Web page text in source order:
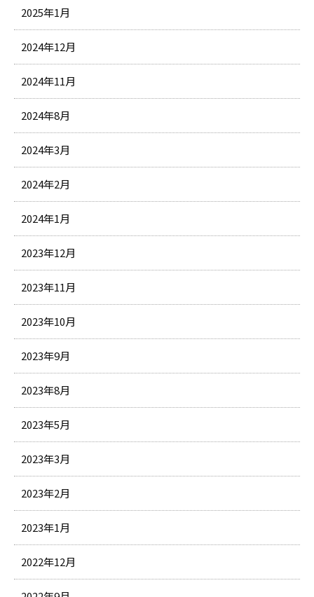
2025年1月
2024年12月
2024年11月
2024年8月
2024年3月
2024年2月
2024年1月
2023年12月
2023年11月
2023年10月
2023年9月
2023年8月
2023年5月
2023年3月
2023年2月
2023年1月
2022年12月